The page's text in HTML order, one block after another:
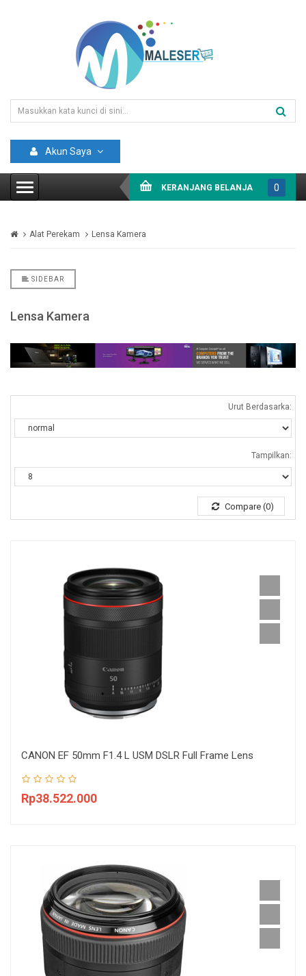
Akun Saya
KERANJANG BELANJA
0
Alat Perekam Lensa Kamera
SIDEBAR
Lensa Kamera
Urut Berdasarka:
Tampilkan:
Compare (0)
CANON EF 50mm F1.4 L USM DSLR Full Frame Lens
Rp38.522.000